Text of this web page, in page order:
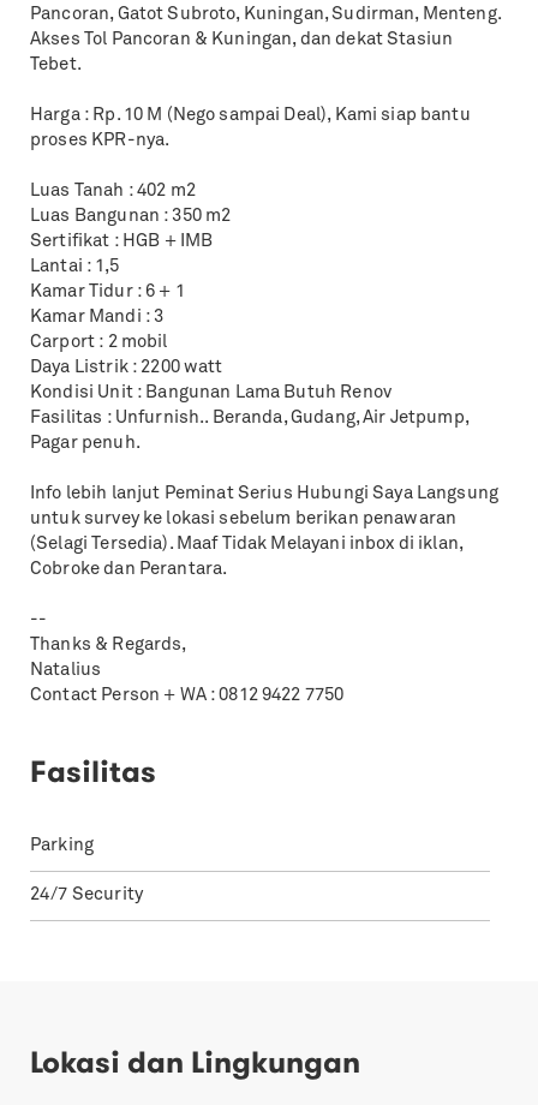
Pancoran, Gatot Subroto, Kuningan, Sudirman, Menteng.
Akses Tol Pancoran & Kuningan, dan dekat Stasiun
Tebet.
Harga : Rp. 10 M (Nego sampai Deal), Kami siap bantu
proses KPR-nya.
Luas Tanah : 402 m2
Luas Bangunan : 350 m2
Sertifikat : HGB + IMB
Lantai : 1,5
Kamar Tidur : 6 + 1
Kamar Mandi : 3
Carport : 2 mobil
Daya Listrik : 2200 watt
Kondisi Unit : Bangunan Lama Butuh Renov
Fasilitas : Unfurnish.. Beranda, Gudang, Air Jetpump,
Pagar penuh.
Info lebih lanjut Peminat Serius Hubungi Saya Langsung
untuk survey ke lokasi sebelum berikan penawaran
(Selagi Tersedia). Maaf Tidak Melayani inbox di iklan,
Cobroke dan Perantara.
--
Thanks & Regards,
Natalius
Contact Person + WA : 0812 9422 7750
Fasilitas
Parking
24/7 Security
Lokasi dan Lingkungan